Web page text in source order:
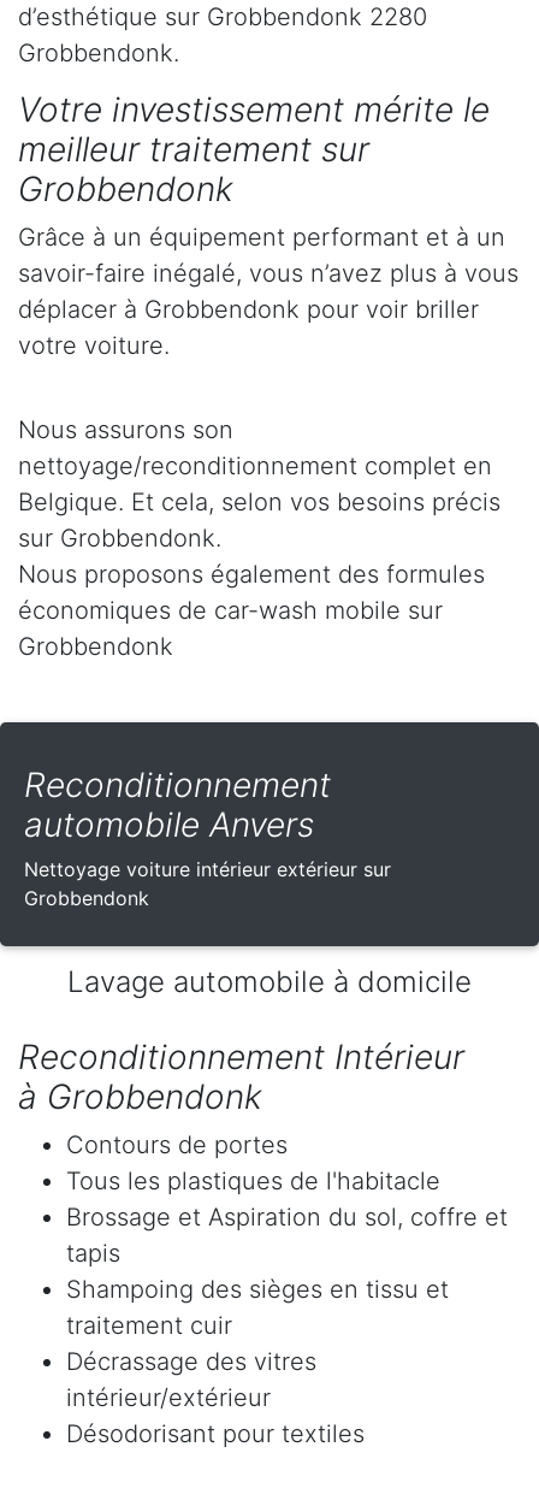
d’esthétique sur Grobbendonk 2280
Grobbendonk.
Votre investissement mérite le
meilleur traitement sur
Grobbendonk
Grâce à un équipement performant et à un
savoir-faire inégalé, vous n’avez plus à vous
déplacer à Grobbendonk pour voir briller
votre voiture.
Nous assurons son
nettoyage/reconditionnement complet en
Belgique. Et cela, selon vos besoins précis
sur Grobbendonk.
Nous proposons également des formules
économiques de car-wash mobile sur
Grobbendonk
Reconditionnement
automobile Anvers
Nettoyage voiture intérieur extérieur sur
Grobbendonk
Lavage automobile à domicile
Reconditionnement Intérieur
à Grobbendonk
Contours de portes
Tous les plastiques de l'habitacle
Brossage et Aspiration du sol, coffre et
tapis
Shampoing des sièges en tissu et
traitement cuir
Décrassage des vitres
intérieur/extérieur
Désodorisant pour textiles